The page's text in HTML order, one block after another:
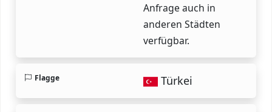
Anfrage auch in
anderen Städten
verfügbar.
Flagge Türkei